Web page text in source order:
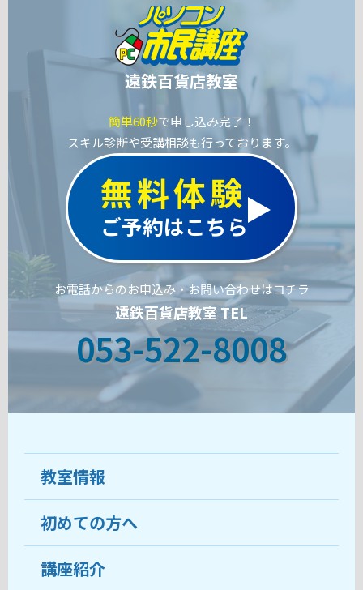
遠鉄百貨店教室
簡単60秒で申し込み完了！
スキル診断や受講相談も行っております。
無料体験
ご予約はこちら
お電話からのお申込み・お問い合わせはコチラ
遠鉄百貨店教室 TEL
053-522-8008
教室情報
教室について
受講生の声
初めての方へ
ココがおすすめ
講座紹介